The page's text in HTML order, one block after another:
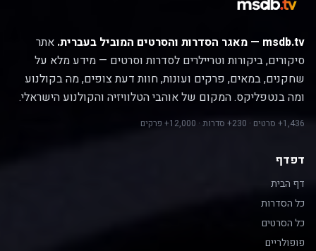
msdb.tv — מאגר הסדרות והסרטים המוביל בעברית.
אתר
סיקורים, ביקורות וטריילרים לסדרות וסרטים — מידע מלא על
שחקנים, במאים, פרקים ועונות, חוות דעת צופים, מה בקולנוע
ומה בנטפליקס. המקום של אוהבי הטלוויזיה והקולנוע הישראלי.
1,436+ סרטים · 230+ סדרות · 12,000+ פרקים
דפדף
דף הבית
כל הסדרות
כל הסרטים
פופולריים